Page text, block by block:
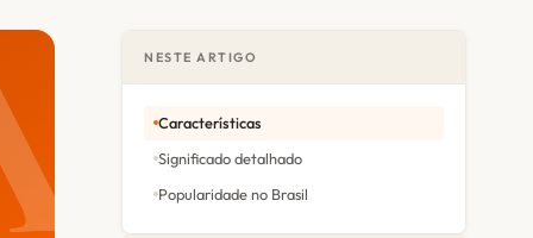
NESTE ARTIGO
Características
Significado detalhado
Popularidade no Brasil